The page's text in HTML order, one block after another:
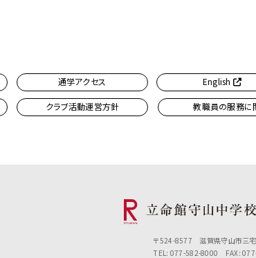
通学アクセス English
クラブ活動運営方針 教職員の服務に
〒524-8577 滋賀県守山市三
TEL: 077-582-8000 FAX: